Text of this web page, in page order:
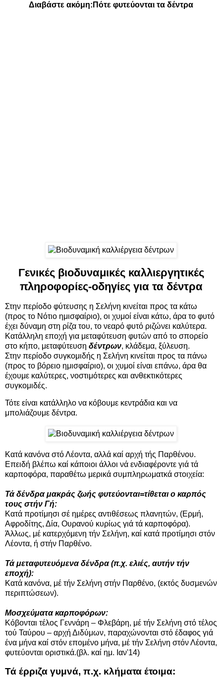
Διαβάστε ακόμη: Πότε φυτεύονται τα δέντρα
Γενικές βιοδυναμικές καλλιεργητικές
πληροφορίες-οδηγίες για τα δέντρα
Στην περίοδο φύτευσης η Σελήνη κινείται προς τα κάτω
(προς το Νότιο ημισφαίριο), οι χυμοί είναι κάτω, άρα το φυτό
έχει δύναμη στη ρίζα του, το νεαρό φυτό ριζώνει καλύτερα.
Κατάλληλη εποχή για μεταφύτευση φυτών από το σπορείο
στο κήπο, μεταφύτευση δέντρων, κλάδεμα, ξύλευση.
Στην περίοδο συγκομιδής η Σελήνη κινείται προς τα πάνω
(προς το βόρειο ημισφαίριο), οι χυμοί είναι επάνω, άρα θα
έχουμε καλύτερες, νοστιμότερες και ανθεκτικότερες
συγκομιδές.
Τότε είναι κατάλληλο να κόβουμε κεντράδια και να
μπολιάζουμε δέντρα.
Κατά κανόνα στό Λέοντα, αλλά καί αρχή τής Παρθένου.
Επειδή βλέπω καί κάποιοι άλλοι νά ενδιαφέροντε γιά τά
καρποφόρα, παραθέτω μερικά συμπληρωματκά στοιχεία:
Τά δένδρα μακράς ζωής φυτεύονται=τίθεται ο καρπός
τους στήν Γή:
Κατά προτίμησι σέ ημέρες αντιθέσεως πλανητών, (Ερμή,
Αφροδίτης, Δία, Ουρανού κυρίως γιά τά καρποφόρα).
Άλλως, μέ κατερχόμενη τήν Σελήνη, καί κατά προτίμησι στόν
Λέοντα, ή στήν Παρθένο.
Τά μεταφυτευόμενα δένδρα (π.χ. ελιές, αυτήν τήν
εποχή):
Κατά κανόνα, μέ τήν Σελήνη στήν Παρθένο, (εκτός δυσμενών
περιπτώσεων).
Μοσχεύματα καρποφόρων:
Κόβονται τέλος Γεννάρη – Φλεβάρη, μέ τήν Σελήνη στό τέλος
τού Ταύρου – αρχή Διδύμων, παραχώνονται στό έδαφος γιά
ένα μήνα καί στόν επομένο μήνα, μέ τήν Σελήνη στόν Λέοντα,
φυτεύονται οριστικά.(βλ. καί ημ. Ιαν'14)
Τά έρριζα γυμνά, π.χ. κλήματα έτοιμα: